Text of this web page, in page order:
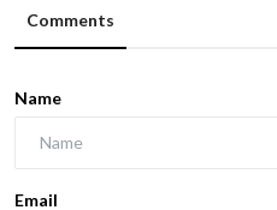
Comments
Name
Email